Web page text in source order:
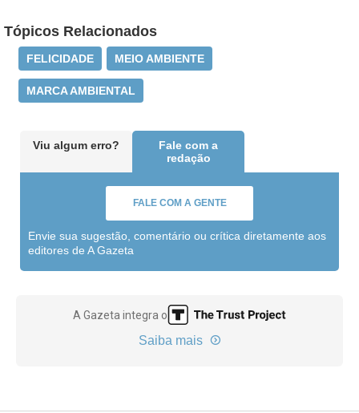
Tópicos Relacionados
FELICIDADE MEIO AMBIENTE
MARCA AMBIENTAL
Viu algum erro?
Fale com a
redação
FALE COM A GENTE
Envie sua sugestão, comentário ou crítica diretamente aos
editores de A Gazeta
A Gazeta integra o
Saiba mais